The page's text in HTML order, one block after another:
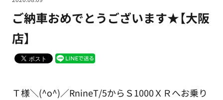
ご納車おめでとうございます★【大阪
店】
Ｔ様＼(^o^)／RnineT/5からＳ1000ＸＲへお乗り